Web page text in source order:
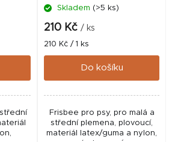
Skladem (>5 ks)
210 Kč / ks
Měrná
cena:
210 Kč / 1 ks
Do košíku
Frisbee pro psy, pro malá a
střední plemena, plovoucí,
materiál latex/guma a nylon,